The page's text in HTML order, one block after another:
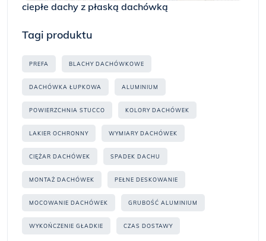
ciepłe dachy z płaską dachówką
Tagi produktu
PREFA BLACHY DACHÓWKOWE
DACHÓWKA ŁUPKOWA ALUMINIUM
POWIERZCHNIA STUCCO KOLORY DACHÓWEK
LAKIER OCHRONNY WYMIARY DACHÓWEK
CIĘŻAR DACHÓWEK SPADEK DACHU
MONTAŻ DACHÓWEK PEŁNE DESKOWANIE
MOCOWANIE DACHÓWEK GRUBOŚĆ ALUMINIUM
WYKOŃCZENIE GŁADKIE CZAS DOSTAWY